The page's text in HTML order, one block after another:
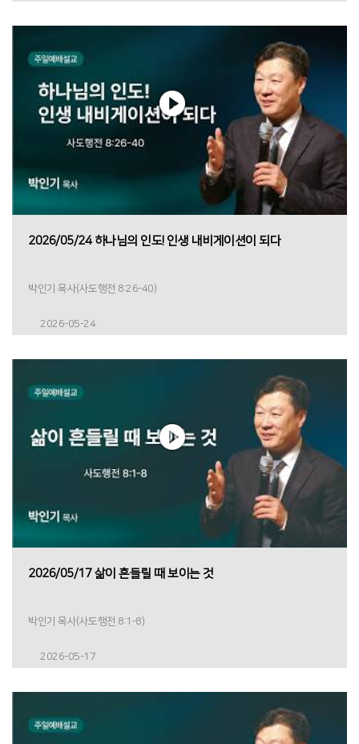
2026/05/24 하나님의 인도! 인생 내비게이션이 되다
박인기 목사(사도행전 8:26-40)
2026-05-24
2026/05/17 삶이 흔들릴 때 보이는 것
박인기 목사(사도행전 8:1-8)
2026-05-17